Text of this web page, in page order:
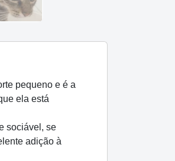
pequeno e é a
ela está
sociável, se
adição à